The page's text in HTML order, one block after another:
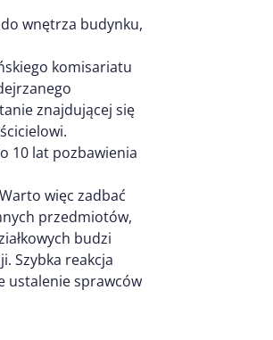
wnętrza budynku,
komisariatu
znajdującej się
10 lat pozbawienia
więc zadbać
przedmiotów,
budzi
Szybka reakcja
ustalenie sprawców